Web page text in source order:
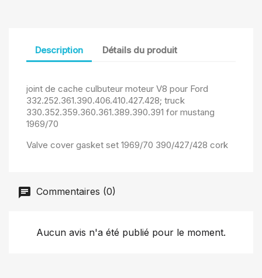
Description Détails du produit
joint de cache culbuteur moteur V8 pour Ford
332.252.361.390.406.410.427.428; truck
330.352.359.360.361.389.390.391 for mustang
1969/70
Valve cover gasket set 1969/70 390/427/428 cork
Commentaires (0)
Aucun avis n'a été publié pour le moment.